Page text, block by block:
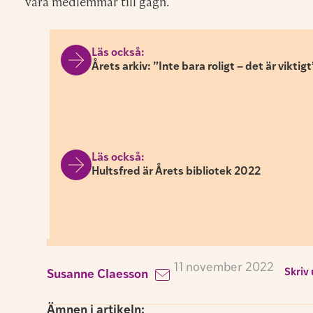
Läs också:
Årets arkiv: ”Inte bara roligt – det är
Läs också:
Hultsfred är Årets bibliotek 2022
Susanne Claesson
11 november 2022 Skriv